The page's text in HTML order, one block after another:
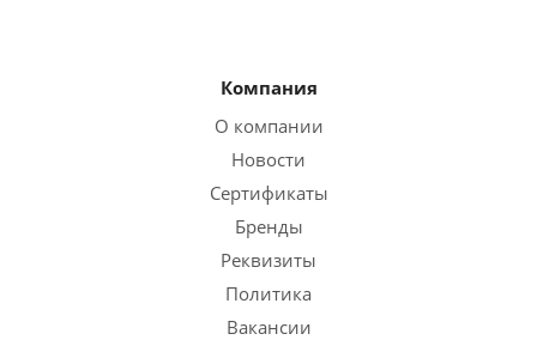
Компания
О компании
Новости
Сертификаты
Бренды
Реквизиты
Политика
Вакансии